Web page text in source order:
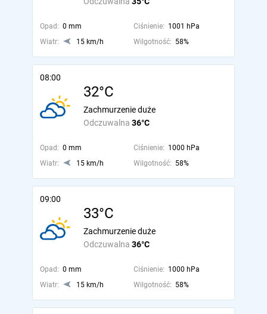
Opad: 0 mm Ciśnienie: 1001 hPa
Wiatr:
15 km/h Wilgotność: 58%
08:00
32°C
Odczuwalna 36°C
Zachmurzenie duże
Opad: 0 mm Ciśnienie: 1000 hPa
Wiatr:
15 km/h Wilgotność: 58%
09:00
33°C
Odczuwalna 36°C
Zachmurzenie duże
Opad: 0 mm Ciśnienie: 1000 hPa
Wiatr:
15 km/h Wilgotność: 58%